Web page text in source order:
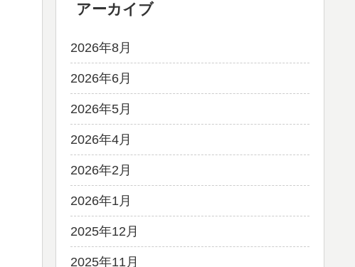
アーカイブ
2026年8月
2026年6月
2026年5月
2026年4月
2026年2月
2026年1月
2025年12月
2025年11月